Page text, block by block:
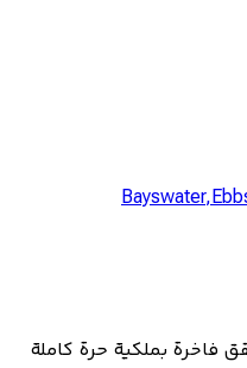
Bayswater,
فاخرة بملكية حرة كاملة